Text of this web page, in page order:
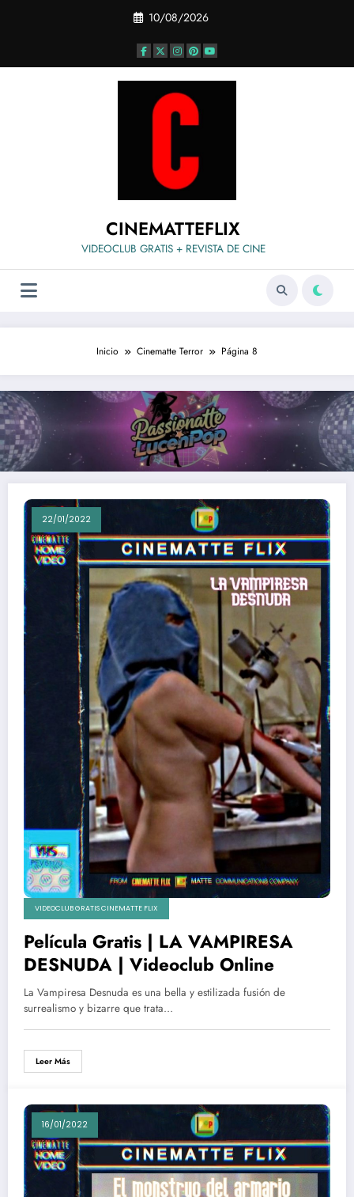
10/08/2026
CINEMATTEFLIX
VIDEOCLUB GRATIS + REVISTA DE CINE
Inicio Cinematte Terror Página 8
22/01/2022
VIDEOCLUB GRATIS CINEMATTE FLIX
Película Gratis | LA VAMPIRESA
DESNUDA | Videoclub Online
La Vampiresa Desnuda es una bella y estilizada fusión de
surrealismo y bizarre que trata…
Leer Más
16/01/2022